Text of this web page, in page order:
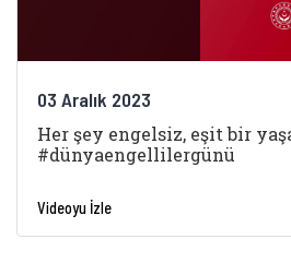
03 Aralık 2023
Her şey engelsiz, eşit bir
#dünyaengellilergünü
Videoyu İzle